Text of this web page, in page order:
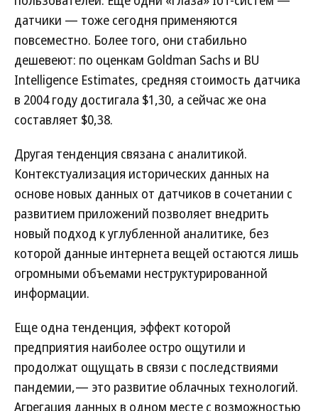
датчики — тоже сегодня применяются
повсеместно. Более того, они стабильно
дешевеют: по оценкам Goldman Sachs и BU
Intelligence Estimates, средняя стоимость датчика
в 2004 году достигала $1,30, а сейчас же она
составляет $0,38.
Другая тенденция связана с аналитикой.
Контекстуализация исторических данных на
основе новых данных от датчиков в сочетании с
развитием приложений позволяет внедрить
новый подход к углубленной аналитике, без
которой данные интернета вещей остаются лишь
огромными объемами неструктурированной
информации.
Еще одна тенденция, эффект которой
предприятия наиболее остро ощутили и
продолжат ощущать в связи с последствиями
пандемии,— это развитие облачных технологий.
Агрегация данных в одном месте с возможностью